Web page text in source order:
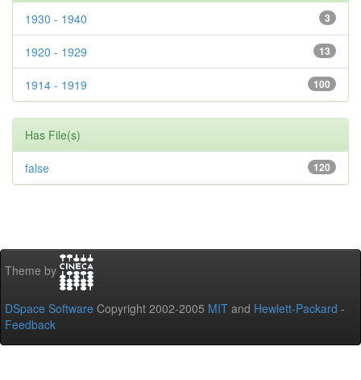
3
1930 - 1940
13
1920 - 1929
100
1914 - 1919
Has File(s)
120
false
Theme by
DSpace Software Copyright 2002-2005 MIT and Hewlett-Packard -
Feedback